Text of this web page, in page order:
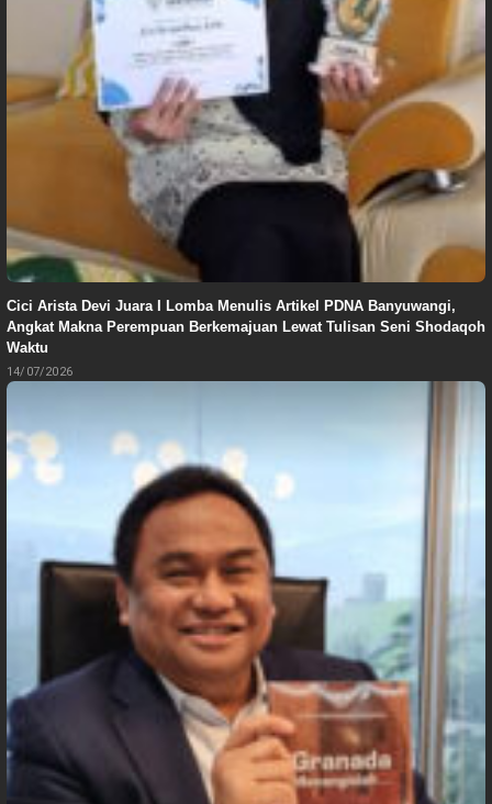
Cici Arista Devi Juara I Lomba Menulis Artikel PDNA Banyuwangi,
Angkat Makna Perempuan Berkemajuan Lewat Tulisan Seni Shodaqoh
Waktu
14/07/2026